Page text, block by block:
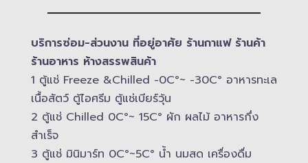
บริการซ่อม-​ส่วนงาน ที่อยู่อาศัย ร้านกาแฟ ร้านค้า
ร้านอาหาร ห้างสรรพสินค้า
1 ตู้แช่ Freeze &​Chilled -​0C°~ -​30C° อาหารทะเล
เนื้อสัตว์ ตู้ไอศรีม ตู้แช่เบียร์วุ้น
2 ตู้แช่ Chilled​ 0C°~ 15C° ผัก ผลไม้ อาหารกึ่ง
สำเร็จ
3 ตู้แช่​ มินิมาร์ท 0C°~5C° น้ำ นมสด เครื่องดื่ม